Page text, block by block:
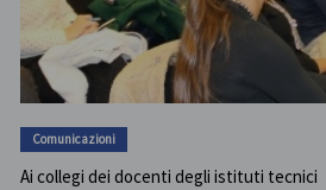
Comunicazioni
Ai collegi dei docenti degli istituti tecnici